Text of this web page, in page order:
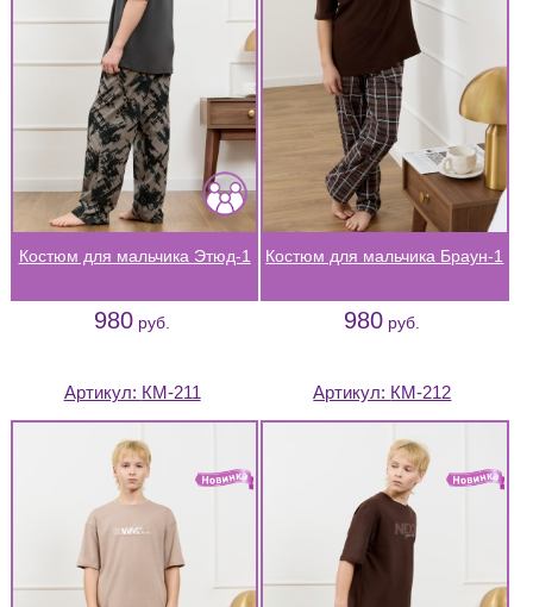
Костюм для мальчика Этюд-1
980 руб.
Костюм для мальчика Браун-1
980 руб.
Артикул: КМ-211 Артикул: КМ-212